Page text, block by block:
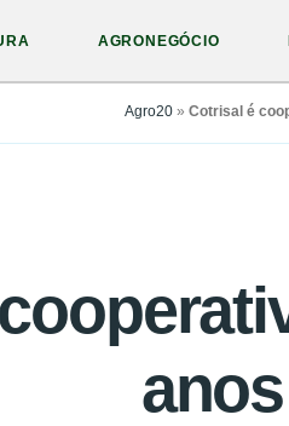
AGRONEGÓCIO
Agro20 » Cotrisal é